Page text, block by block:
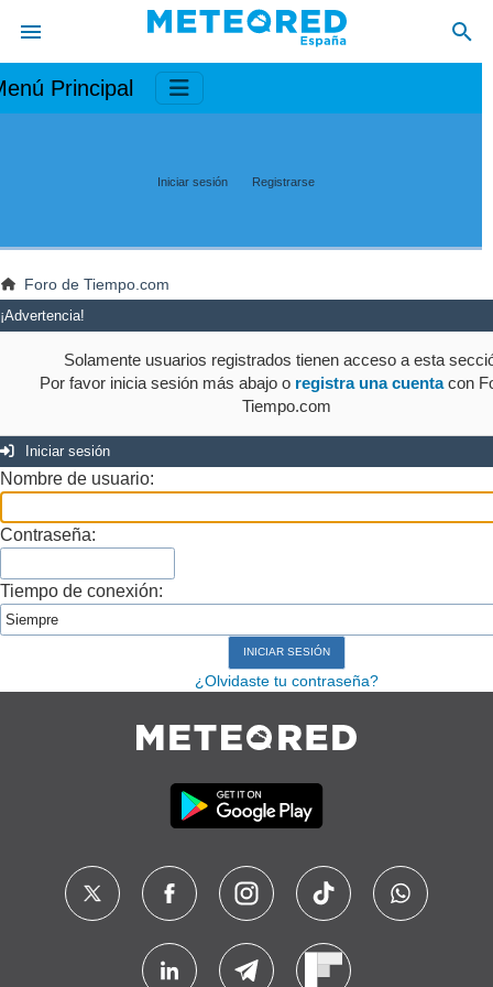
Principal
Iniciar sesión Registrarse
Foro de Tiempo.com
¡Advertencia!
Solamente usuarios registrados tienen acceso a esta
Por favor inicia sesión más abajo o registra una cuentacon
Tiempo.com
Iniciar sesión
Nombre de usuario:
Contraseña:
Tiempo de conexión:
¿Olvidaste tu contraseña?